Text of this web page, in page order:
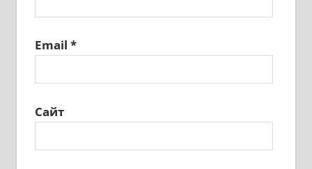
Email *
Сайт